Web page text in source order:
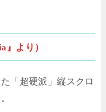
より）
「超硬派」縦スクロ